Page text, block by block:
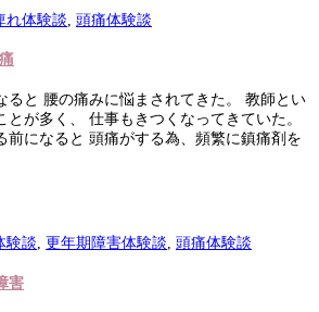
れ体験談 頭痛体験談
ると 腰の痛みに悩まされてきた。 教師とい
とが多く、 仕事もきつくなってきていた。
前になると 頭痛がする為、頻繁に鎮痛剤を
験談
更年期障害体験談 頭痛体験談
害